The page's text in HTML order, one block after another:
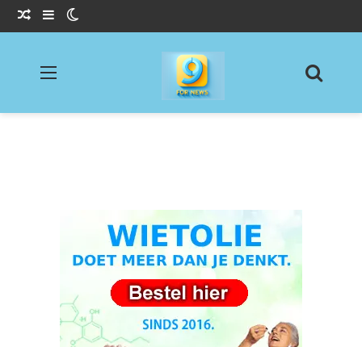
Willekeurig Artikel
Sidebar